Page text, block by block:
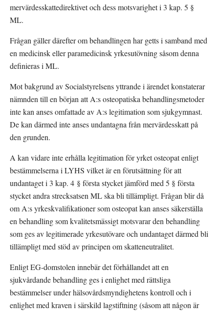
mervärdesskattedirektivet och dess motsvarighet i 3 kap. 5 §
ML.
Frågan gäller därefter om behandlingen har getts i samband med
en medicinsk eller paramedicinsk yrkesutövning såsom denna
definieras i ML.
Mot bakgrund av Socialstyrelsens yttrande i ärendet konstaterar
nämnden till en början att A:s osteopatiska behandlingsmetoder
inte kan anses omfattade av A:s legitimation som sjukgymnast.
De kan därmed inte anses undantagna från mervärdesskatt på
den grunden.
A kan vidare inte erhålla legitimation för yrket osteopat enligt
bestämmelserna i LYHS vilket är en förutsättning för att
undantaget i 3 kap. 4 § första stycket jämförd med 5 § första
stycket andra strecksatsen ML ska bli tillämpligt. Frågan blir då
om A:s yrkeskvalifikationer som osteopat kan anses säkerställa
en behandling som kvalitetsmässigt motsvarar den behandling
som ges av legitimerade yrkesutövare och undantaget därmed bli
tillämpligt med stöd av principen om skatteneutralitet.
Enligt EG-domstolen innebär det förhållandet att en
sjukvårdande behandling ges i enlighet med rättsliga
bestämmelser under hälsovårdsmyndighetens kontroll och i
enlighet med kraven i särskild lagstiftning (såsom att någon är